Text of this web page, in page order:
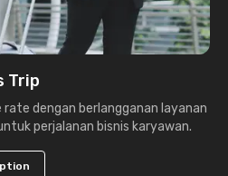
Trip
dengan berlangganan layanan
perjalanan bisnis karyawan.